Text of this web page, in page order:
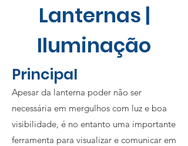
Lanternas |
Iluminação
Principal
Apesar da lanterna poder não ser
necessária em mergulhos com luz e boa
visibilidade, é no entanto uma importante
ferramenta para visualizar e comunicar em